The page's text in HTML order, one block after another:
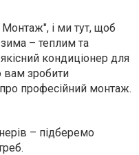
і ми тут, щоб
– теплим та
кондиціонер для
зробити
професійний монтаж.
– підберемо